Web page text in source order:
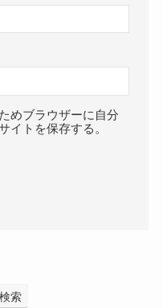
めブラウザーに自分
イトを保存する。
検索